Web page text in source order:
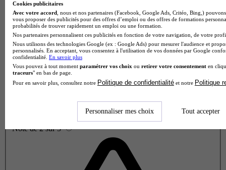
Note de 2 sur 5
Cookies publicitaires
Avec votre accord , nous et nos partenaires (Facebook, Google Ads, Critéo, Bing,)
vous proposer des publicités pour des offres d’emploi ou des offres de formations
probabilités de trouver rapidement un emploi ou une formation.
Nos partenaires personnalisent ces publicités en fonction de votre navigation, de votre
Nous utilisons des technologies Google (ex : Google Ads) pour mesurer l'audience et
personnalisés. En acceptant, vous consentez à l'utilisation de vos données par Google
confidentialité. En savoir plus
Vous pouvez à tout moment paramétrer vos choix ou retirer votre consentement en
traceurs" en bas de page.
Pour en savoir plus, consultez notre Politique de confidentialité et notre Politique
Personnaliser mes choix Tout accepter